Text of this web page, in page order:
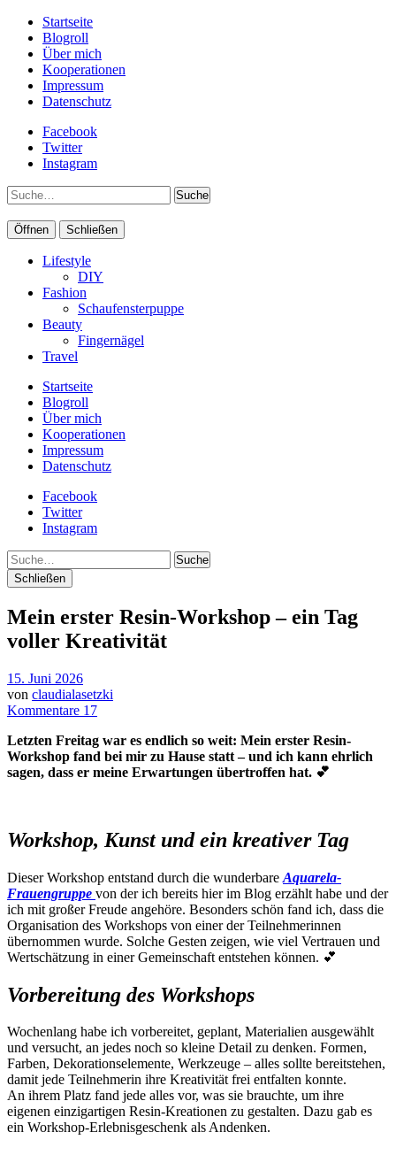
Startseite
Blogroll
Über mich
Kooperationen
Impressum
Datenschutz
Facebook
Twitter
Instagram
Suche
Öffnen Schließen
Lifestyle
DIY
Fashion
Schaufensterpuppe
Beauty
Fingernägel
Travel
Startseite
Blogroll
Über mich
Kooperationen
Impressum
Datenschutz
Facebook
Twitter
Instagram
Suche
Schließen
Mein erster Resin-Workshop – ein Tag
voller Kreativität
15. Juni 2026
von claudialasetzki
Kommentare 17
Letzten Freitag war es endlich so weit: Mein erster Resin-
Workshop fand bei mir zu Hause statt – und ich kann ehrlich
sagen, dass er meine Erwartungen übertroffen hat. 💕
Workshop, Kunst und ein kreativer Tag
Dieser Workshop entstand durch die wunderbare Aquarela-
Frauengruppe von der ich bereits hier im Blog erzählt habe und der
ich mit großer Freude angehöre. Besonders schön fand ich, dass die
Organisation des Workshops von einer der Teilnehmerinnen
übernommen wurde. Solche Gesten zeigen, wie viel Vertrauen und
Wertschätzung in einer Gemeinschaft entstehen können. 💕
Vorbereitung des Workshops
Wochenlang habe ich vorbereitet, geplant, Materialien ausgewählt
und versucht, an jedes noch so kleine Detail zu denken. Formen,
Farben, Dekorationselemente, Werkzeuge – alles sollte bereitstehen,
damit jede Teilnehmerin ihre Kreativität frei entfalten konnte.
An ihrem Platz fand jede alles vor, was sie brauchte, um ihre
eigenen einzigartigen Resin-Kreationen zu gestalten. Dazu gab es
ein Workshop-Erlebnisgeschenk als Andenken.